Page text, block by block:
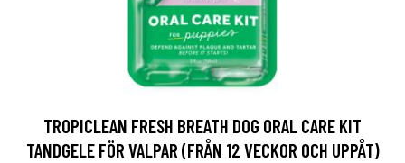
TROPICLEAN FRESH BREATH DOG ORAL CARE KIT
TANDGELE FÖR VALPAR (FRÅN 12 VECKOR OCH UPPÅT)